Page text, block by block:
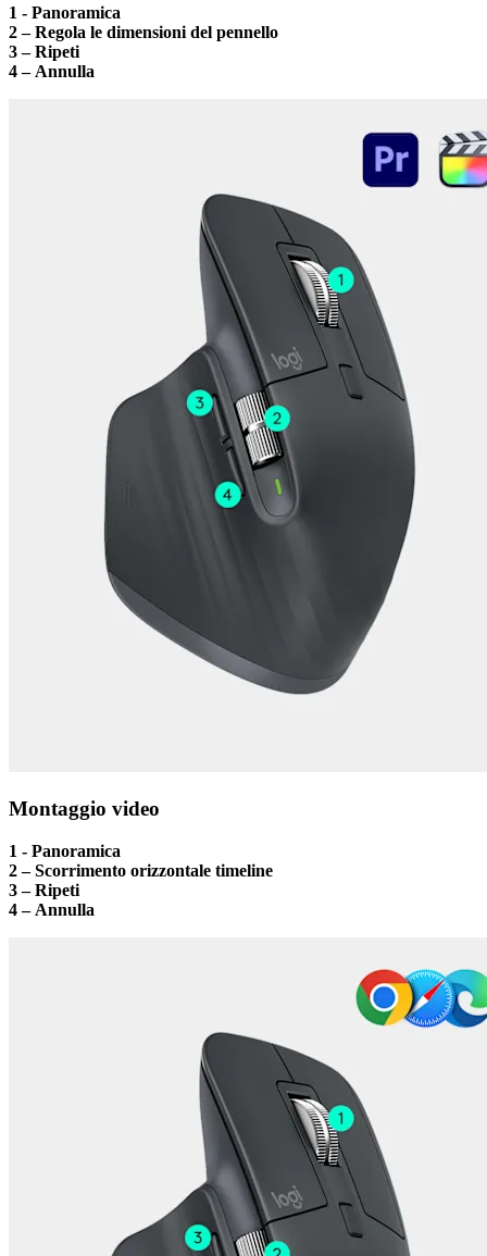
1 - Panoramica
2 – Regola le dimensioni del pennello
3 – Ripeti
4 – Annulla
Montaggio video
1 - Panoramica
2 – Scorrimento orizzontale timeline
3 – Ripeti
4 – Annulla